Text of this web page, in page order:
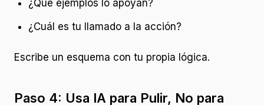
¿Qué ejemplos lo apoyan?
¿Cuál es tu llamado a la acción?
Escribe un esquema con tu propia lógica.
Paso 4: Usa IA para Pulir, No para